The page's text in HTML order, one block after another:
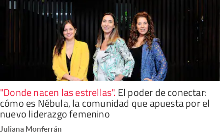
"Donde nacen las estrellas". El poder de conectar:
cómo es Nébula, la comunidad que apuesta por el
nuevo liderazgo femenino
Juliana Monferrán